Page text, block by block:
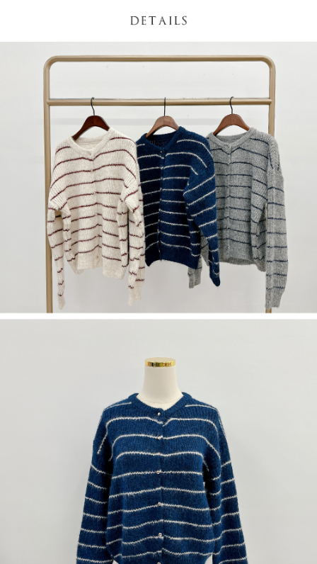
melalui perkhidmatan ini pada masa transaksi. Hasil daripada pembelian
Syarikat, dan pelanggan hendaklah membuat pembayaran mengikut
perjanjian menggunakan sistem bil Syarikat.
Untuk memenuhi hubungan kontrak yang terjalin melalui persetujuan
penggunaan OP Pay Later, peniaga akan memberikan maklumat peribadi
anda (termasuk nama, nombor telefon, atau alamat) kepada Syarikat bagi
tujuan pengumpulan, pemprosesan dan penggunaan data yang
diperlukan untuk pengebilan ansuran, termasuk pengesahan,
pengesahan semula dan pembetulan.
Untuk terma perkhidmatan penuh, sila rujuk pautan berikut:
https://oppay.tw/userRule " target="_blank" class="link revert-
style">https://oppay.tw/userRule
【Panduan Penggunaan Pembayaran Ansuran Gogo】
1. Perkhidmatan ini disediakan oleh Taiwan Mobile, pengguna telefon
mudah alih boleh segera menggunakan tanpa perlu memohon lagi.
(Hanya untuk nombor langganan peribadi, tidak terbuka untuk syarikat
dan kad prabayar)
transaksi Gogo, selepas pengesahan nombor telefon, pilih bilangan
ansuran yang diingini, tarikh akhir pembayaran, dan setelah
3. Jumlah kelulusan sebenar, bilangan ansuran dan jumlah bayaran
adalah berdasarkan halaman pengesahan transaksi seterusnya.
4. Dalam masa 30 minit selepas pesanan ditubuhkan, jika tidak pergi
untuk mengesahkan transaksi atau jika tidak lulus semakan, pesanan
akan dibatalkan secara automatik. Jika terdapat situasi "pindah untuk
semakan khusus" yang tidak lulus, ini menunjukkan bahawa sistem
penilaian tidak mencukupi, tiada penjelasan mengenai kandungan
penilaian boleh diberikan.
【Penerangan Kaedah Pembayaran】
1. Pembayaran ansuran tidak digabungkan dalam bil telekomunikasi,
"Pembayaran Ansuran Gogo" akan menghantar SMS peringatan
pembayaran selepas tarikh penyelesaian bulanan.
2. Melalui pautan SMS untuk membuka bil, anda boleh memilih untuk
NT$10,000. Amaun diperakui sebenar yang diluluskan akan berdasarkan
2. Amaun perbelanjaan minimum mestilah lebih besar daripada NT$20.
3. Pada masa ini hanya tersedia untuk ahli Taiwan.
Perkhidmatan AFTEE Beli Sekarang Bayar Kemudian disediakan oleh NP
Taiwan, Inc. dan AFTEE akan membuat bil kepada pengguna. AFTEE
akan menggunakan data peribadi yang dikumpul (termasuk nama
pembeli, no. telefon, nama penerima, no. telefon, alamat penerima) untuk
penggunaan perkhidmatan. Sila rujuk kepada "Penyata Pengumpulan
Data Peribadi, Pemprosesan, Penggunaan"
(https://aftee.tw/privacypolicy/) untuk maklumat lanjut.
Jumlah yang diperakui untuk pengguna kali pertama yang lulus
kelulusan boleh sehingga NT$10,000. Jika pengguna tidak membuat
pembayaran dalam tempoh tersebut, yuran pembayaran lewat sebanyak
20% setahun akan dikenakan. Pengguna bawah umur dikehendaki
mendapatkan kebenaran daripada ibu bapa atau penjaga yang sah
untuk menggunakan AFTEE.
Sila hubungi NP Taiwan Inc. di cs_tw@netprotections.co.jp
jika anda
mempunyai sebarang kebimbangan mengenai pemprosesan dan
penggunaan pada data peribadi. Jika anda tidak bersetuju dengan data
宅配
NT$100/pesanan | Penghantaran percuma untuk pesanan
國家/地區配送 Kadar Penghantaran